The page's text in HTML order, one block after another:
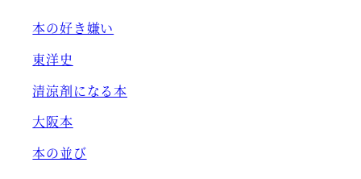
本の好き嫌い
東洋史
清涼剤になる本
大阪本
本の並び